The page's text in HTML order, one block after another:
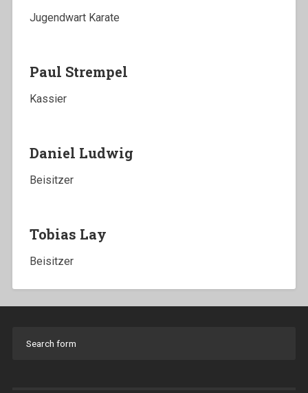
Jugendwart Karate
Paul Strempel
Kassier
Daniel Ludwig
Beisitzer
Tobias Lay
Beisitzer